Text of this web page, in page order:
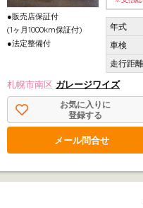
●販売店保証付
(1ヶ月1000km保証付)
●法定整備付
札幌市南区 ガレージワイズ
お気に入りに
登録する
メール問合せ